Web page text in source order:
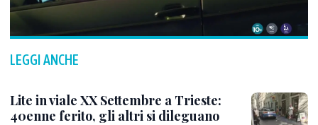
LEGGI ANCHE
Lite in viale XX Settembre a Trieste:
40enne ferito, gli altri si dileguano